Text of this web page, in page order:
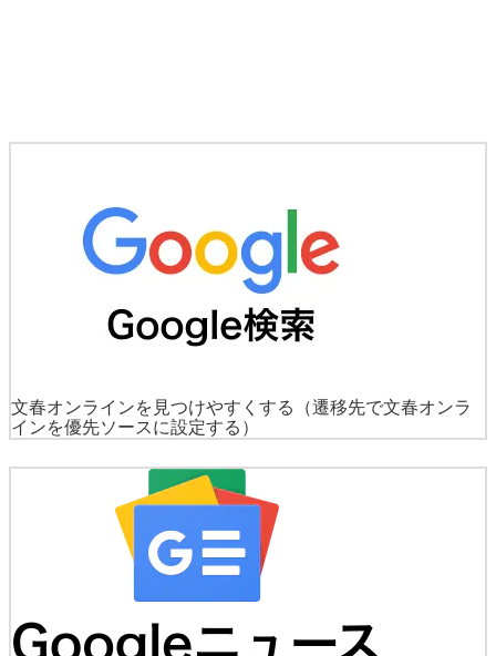
文春オンラインを見つけやすくする
（遷移先で文春オンラ
インを優先ソースに設定する）